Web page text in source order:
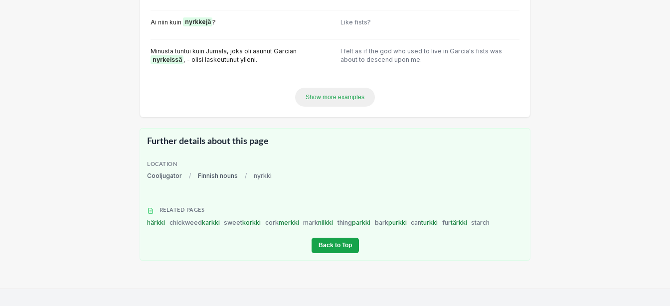
Ai niin kuin nyrkkejä ? Like fists?
Minusta tuntui kuin Jumala, joka oli asunut Garcian
nyrkeissä , - olisi laskeutunut ylleni.
I felt as if the god who used to live in Garcia's fists was
about to descend upon me.
Show more examples
Further details about this page
LOCATION
Cooljugator / Finnish nouns / nyrkki
RELATED PAGES
härkki chickweedkarkki sweetkorkki corkmerkki marknilkki thingparkki barkpurkki canturkki furtärkki starch
Back to Top